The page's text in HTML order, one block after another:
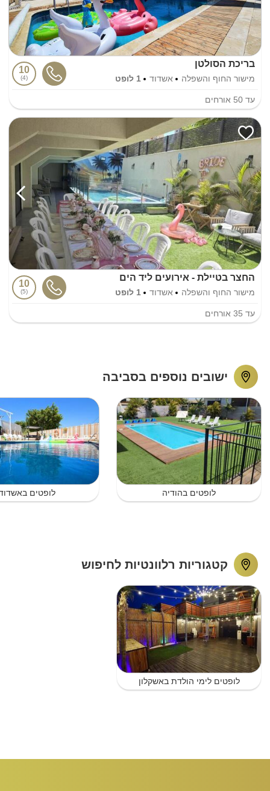
בריכת הסולטן
מישור החוף והשפלה אשדוד 1 לופט
10
4
עד 50 אורחים
החצר בטיילת - אירועים ליד הים
מישור החוף והשפלה אשדוד 1 לופט
10
5
עד 35 אורחים
ישובים נוספים בסביבה
לופטים בהודיה לופטים
קטגוריות רלוונטיות לחיפוש
לופטים לימי הולדת באשקלון